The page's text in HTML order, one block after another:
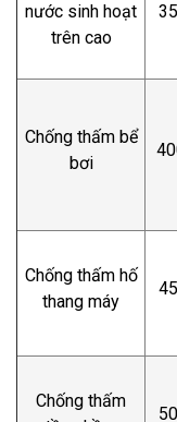
nước sinh hoạt
trên cao
Chống thấm bể
bơi
Chống thấm hố
thang máy
Chống thấm